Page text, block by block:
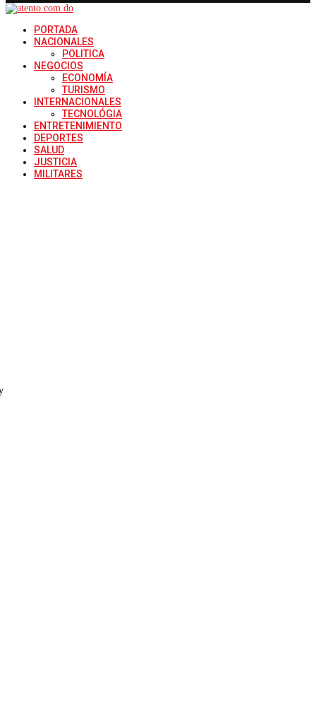
PORTADA
NACIONALES
POLITICA
NEGOCIOS
ECONOMÍA
TURISMO
INTERNACIONALES
TECNOLÓGIA
ENTRETENIMIENTO
DEPORTES
SALUD
JUSTICIA
MILITARES